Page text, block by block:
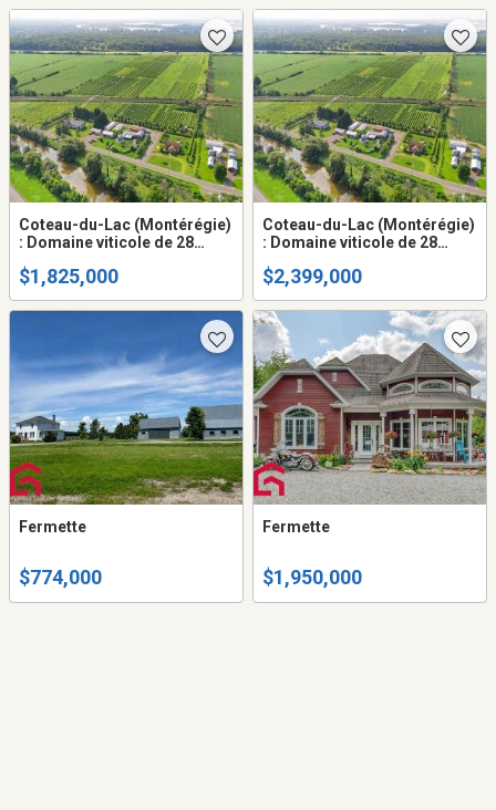
travailler!
bâtiments
Coteau-du-Lac (Montérégie)
: Domaine viticole de 28
familiale, chai, boutique
$1,825,000
Coteau-du-Lac (Montérégie)
: Domaine viticole de 28
deux maisons, une serre,
deux hangars, un chai avec
boutique et terrasse
$2,399,000
Fermette
$774,000
Fermette
$1,950,000